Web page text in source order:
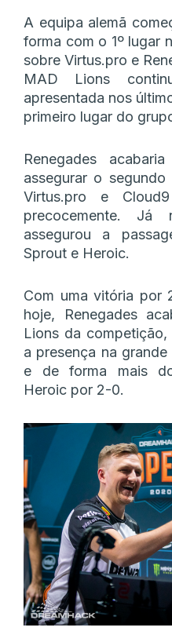
A equipa alemã
forma com o 1º lugar
sobre Virtus.pro e
MAD Lions
apresentada nos
primeiro lugar do
Renegades
assegurar o
Virtus.pro e
precocemente.
assegurou a
Sprout e Heroic.
Com uma vitória por
hoje, Renegades
Lions da
a presença na
e de forma mais
Heroic por 2-0.